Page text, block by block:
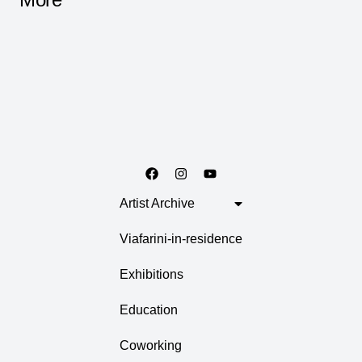
Artist Archive
Viafarini-in-residence
Exhibitions
Education
Coworking